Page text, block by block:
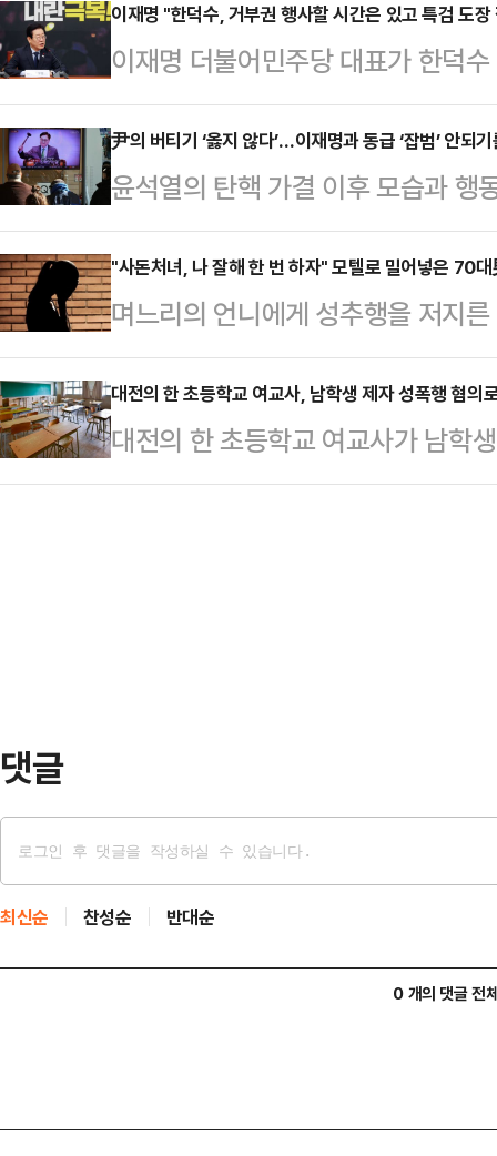
만, 민주당은 '신속한 헌법재판소의
법리스크와 관련해서는 거리를 두
법 위반 1심 '징역형 집행유예' 선고
울 그룹 대북 송금의혹 항소심 유죄
의 사법리스크가 재점화하는 분위
상하는 것을 꺼려하는 분위기가 …
이재명 "한덕수, 거부권 행사할 시간은 있고 특검 도
이재명 더불어민주당 대표가 한덕
를 수사할 상설특검 후보자 추천 의
대표는 20일 오전 국회에서 열린
체 없이 해야 하는데 6일째 안 하고
대표는 "(양곡법 등 6개 법안에 대
천 의뢰 도장 하나만 찍으면 되는데
다"라고 맹폭을 가했다.이어 "사실
다.또 윤석열 …
尹의 버티기 ‘옳지 않다’…이재명과 동급 ‘잡범’ 안되
윤석열의 탄핵 가결 이후 모습과 행
이제 거짓말까지 예사로 하는 인물
라고 비난했던 보수 지지자들을 난
표결을 앞두고 1분 50초짜리 담화
선포는 국정 최종 책임자인 대통령
그 과정에서 국민들께 불안과 불편
분께 진심으로 사과드린다. 법적,
의힘 친윤계는 물…
"사돈처녀, 나 잘해 한 번 하자" 모텔로 밀어넣은 70
며느리의 언니에게 성추행을 저지
지고 있다.17일 JTBC '사건반장'은
뒤 정신적 충격으로 직장을 잃고
의 사연을 다뤘다.A씨에 따르면 가
왕래가 잦았다고. A씨도 사돈댁과
대전의 한 초등학교 여교사, 남학생 제자 성폭행 혐의
대전의 한 초등학교 여교사가 남학
뒤늦게 알려졌다.20일 연합뉴스에
댓글
최신순 찬성순 반대순
0 개의 댓글 전